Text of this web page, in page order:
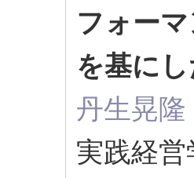
フォー
を基に
丹生晃隆
実践経